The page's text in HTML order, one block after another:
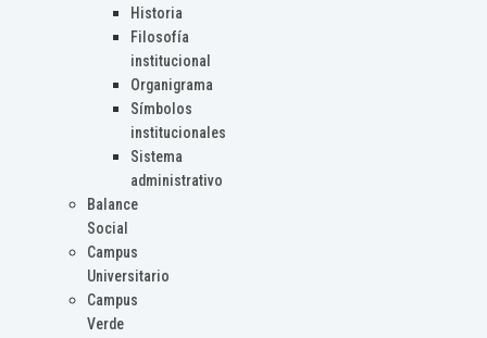
Historia
Filosofía
institucional
Organigrama
Símbolos
institucionales
Sistema
administrativo
Balance
Social
Campus
Universitario
Campus
Verde